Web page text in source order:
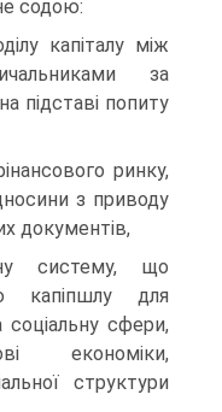
содою:
капіталу між
за
підставі попиту
ринку,
з приводу
документів,
систему, що
капіпшлу для
соціальну сфери,
економіки,
структури